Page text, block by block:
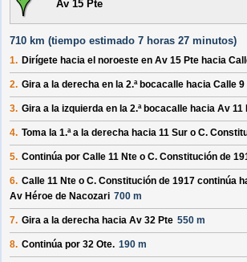
Av 15 Pte
710 km (tiempo estimado 7 horas 27 minutos)
1. Dirígete hacia el noroeste en Av 15 Pte hacia
2. Gira a la derecha en la 2.ª bocacalle hacia Calle 9
3. Gira a la izquierda en la 2.ª bocacalle hacia Av 11
4. Toma la 1.ª a la derecha hacia 11 Sur o C.
5. Continúa por Calle 11 Nte o C. Constitución de
6. Calle 11 Nte o C. Constitución de 1917 continúa
Av Héroe de Nacozari 700 m
7. Gira a la derecha hacia Av 32 Pte 550 m
8. Continúa por 32 Ote. 190 m